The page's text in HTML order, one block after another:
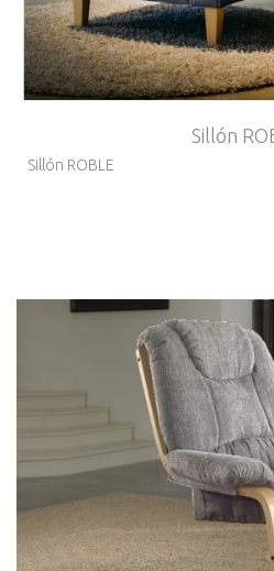
Sillón
Sillón ROBLE